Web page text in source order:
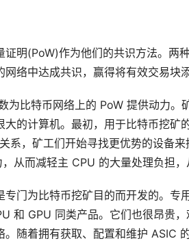
证明(PoW)作为他们的共识方法。两
络中达成共识，赢得将有效交易块
为比特币网络上的 PoW 提供动力。
大的计算机。最初，用于比特币挖
系，矿工们开始寻找更优势的设备
从而减轻主 CPU 的大量处理负担，
专门为比特币挖矿目的而开发的。
和 GPU 同类产品。它们也很昂贵
。随着拥有获取、配置和维护 ASIC